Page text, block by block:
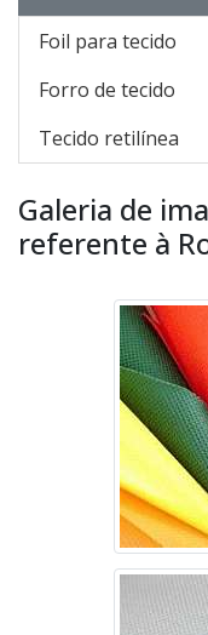
Foil para tecido
Forro de tecido
Tecido retilínea
Galeria de
referente à